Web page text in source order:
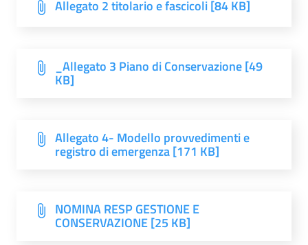
Allegato 2 titolario e fascicoli [84 KB]
_Allegato 3 Piano di Conservazione [49
KB]
Allegato 4- Modello provvedimenti e
registro di emergenza [171 KB]
NOMINA RESP GESTIONE E
CONSERVAZIONE [25 KB]